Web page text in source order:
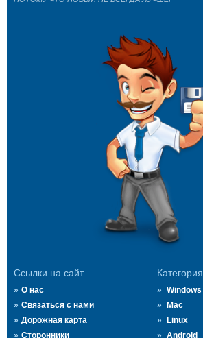
Ссылки на сайт
О нас
Связаться с нами
Дорожная карта
Сторонники
Категория
Windows
Mac
Linux
Android